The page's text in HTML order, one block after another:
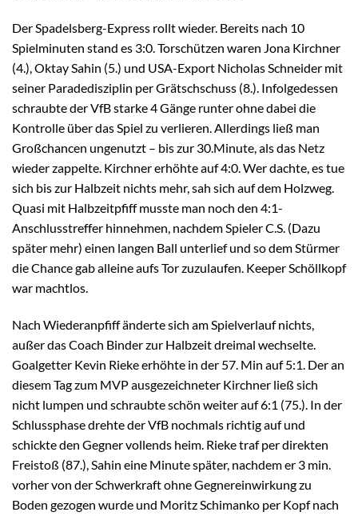
Der Spadelsberg-Express rollt wieder. Bereits nach 10
Spielminuten stand es 3:0. Torschützen waren Jona Kirchner
(4.), Oktay Sahin (5.) und USA-Export Nicholas Schneider mit
seiner Paradedisziplin per Grätschschuss (8.). Infolgedessen
schraubte der VfB starke 4 Gänge runter ohne dabei die
Kontrolle über das Spiel zu verlieren. Allerdings ließ man
Großchancen ungenutzt – bis zur 30.Minute, als das Netz
wieder zappelte. Kirchner erhöhte auf 4:0. Wer dachte, es tue
sich bis zur Halbzeit nichts mehr, sah sich auf dem Holzweg.
Quasi mit Halbzeitpfiff musste man noch den 4:1-
Anschlusstreffer hinnehmen, nachdem Spieler C.S. (Dazu
später mehr) einen langen Ball unterlief und so dem Stürmer
die Chance gab alleine aufs Tor zuzulaufen. Keeper Schöllkopf
war machtlos.
Nach Wiederanpfiff änderte sich am Spielverlauf nichts,
außer das Coach Binder zur Halbzeit dreimal wechselte.
Goalgetter Kevin Rieke erhöhte in der 57. Min auf 5:1. Der an
diesem Tag zum MVP ausgezeichneter Kirchner ließ sich
nicht lumpen und schraubte schön weiter auf 6:1 (75.). In der
Schlussphase drehte der VfB nochmals richtig auf und
schickte den Gegner vollends heim. Rieke traf per direkten
Freistoß (87.), Sahin eine Minute später, nachdem er 3 min.
vorher von der Schwerkraft ohne Gegnereinwirkung zu
Boden gezogen wurde und Moritz Schimanko per Kopf nach